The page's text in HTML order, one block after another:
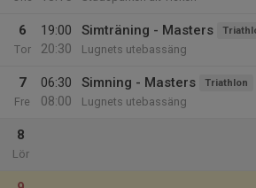
6
Tor
19:00
20:30
Simträning - Masters
Lugnets utebassäng
7
Fre
06:30
08:00
Simning - Masters Triathlon
Lugnets utebassäng
8
Lör